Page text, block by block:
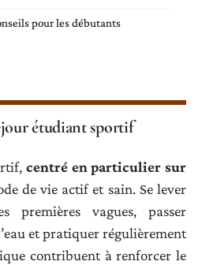
pour les débutants
étudiant sportif
centré en particulier sur
de vie actif et sain. Se lever
vagues, passer
et pratiquer régulièrement
contribuent à renforcer le